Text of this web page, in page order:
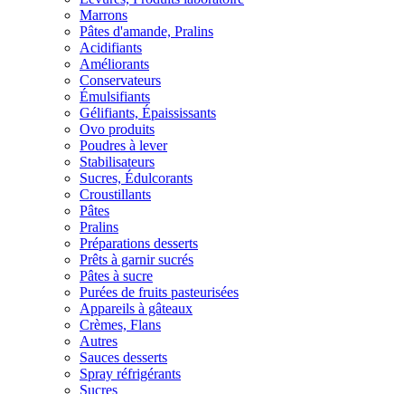
Marrons
Pâtes d'amande, Pralins
Acidifiants
Améliorants
Conservateurs
Émulsifiants
Gélifiants, Épaississants
Ovo produits
Poudres à lever
Stabilisateurs
Sucres, Édulcorants
Croustillants
Pâtes
Pralins
Préparations desserts
Prêts à garnir sucrés
Pâtes à sucre
Purées de fruits pasteurisées
Appareils à gâteaux
Crèmes, Flans
Autres
Sauces desserts
Spray réfrigérants
Sucres